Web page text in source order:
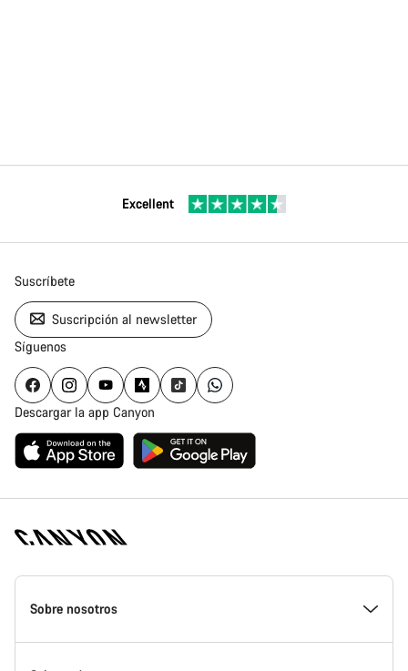
Excellent
Suscríbete
Suscripción al newsletter
Síguenos
Descargar la app Canyon
Canyon
Homepage
Sobre nosotros